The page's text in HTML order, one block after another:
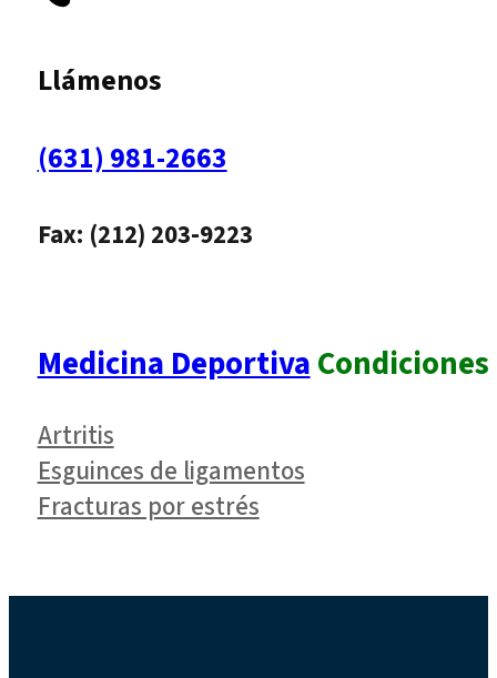
Llámenos
(631) 981-2663
Fax: (212) 203-9223
Medicina DeportivaCondiciones
Artritis
Esguinces de ligamentos
Fracturas por estrés